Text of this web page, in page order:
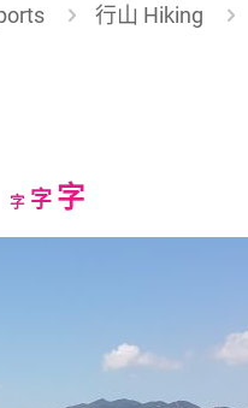
行山 Hiking
字Decrease
字Reset
字Increase
font